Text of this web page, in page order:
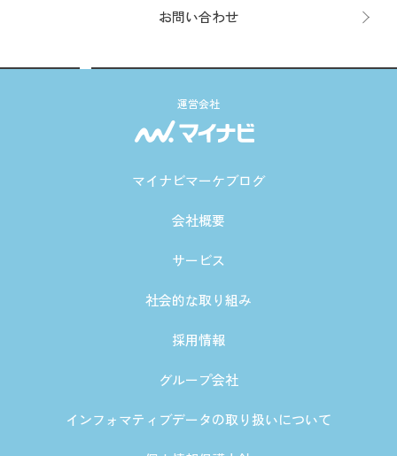
お問い合わせ
運営会社
マイナビマーケブログ
会社概要
サービス
社会的な取り組み
採用情報
グループ会社
インフォマティブデータの取り扱いについて